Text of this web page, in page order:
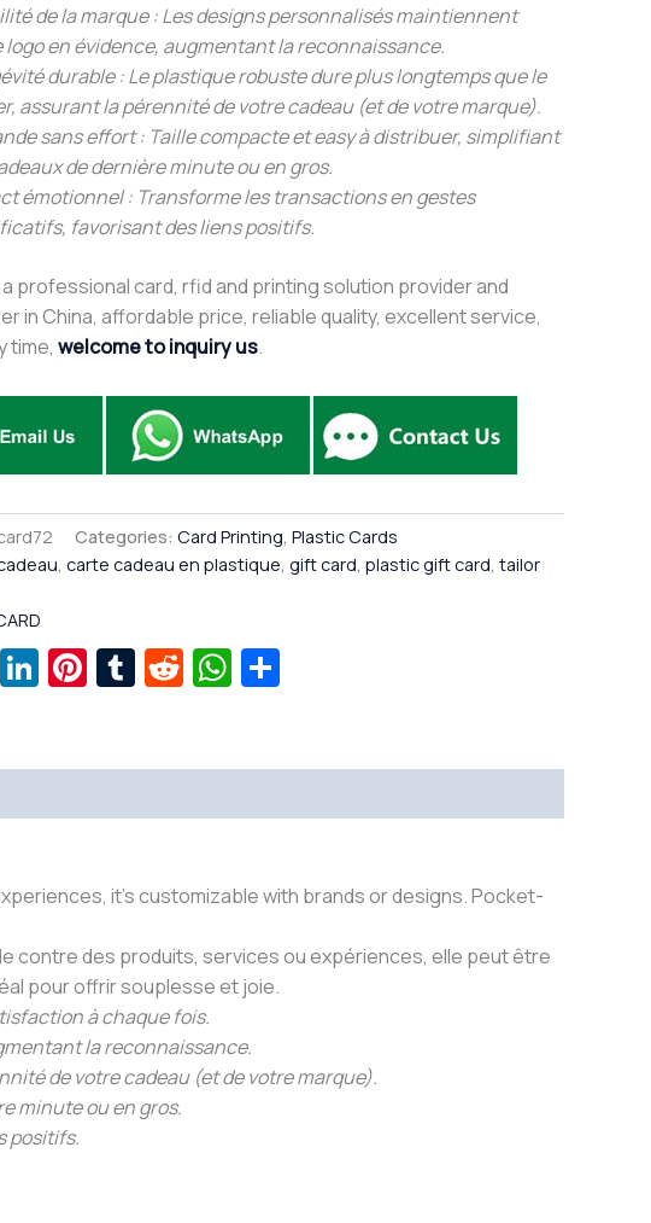
de la marque : Les designs personnalisés maintiennent
logo en évidence, augmentant la reconnaissance.
durable : Le plastique robuste dure plus longtemps que le
assurant la pérennité de votre cadeau (et de votre marque).
sans effort : Taille compacte et easy à distribuer, simplifiant
de dernière minute ou en gros.
émotionnel : Transforme les transactions en gestes
favorisant des liens positifs.
professional card, rfid and printing solution provider and
in China, affordable price, reliable quality, excellent service,
time, welcome to inquiry us.
Categories: Card Printing, Plastic Cards
, carte cadeau en plastique, gift card, plastic gift card, tailor
Twitter
LinkedIn
Pinterest
Tumblr
RedditWhatsApp
it’s customizable with brands or designs. Pocket-
contre des produits, services ou expériences, elle peut être
pour offrir souplesse et joie.
à chaque fois.
la reconnaissance.
de votre cadeau (et de votre marque).
minute ou en gros.
positifs.